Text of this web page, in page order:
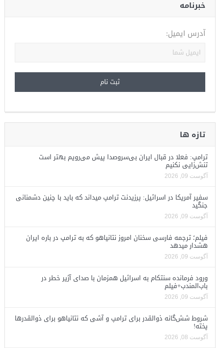
خبرنامه
آدرس ایمیل:
تازه ها
ترامپ: فعلا در قبال ایران بی‌سروصدا پیش می‌رویم بهتر است
تنش‌زایی نکنیم
آگوست 09, 2026
سفیر آمریکا در اسرائیل: پرزیدنت ترامپ میداند که باید با چنین دشمنانی
جنگید
آگوست 09, 2026
فیلم؛ ترجمه فارسی سخنان امروز نتانیاهو که به ترامپ در باره ایران
هشدار میدهد
آگوست 09, 2026
ورود فرمانده سنتکام به اسرائیل همزمان با صدای آژیر خطر در
باب‌المندب+فیلم
آگوست 09, 2026
شروط شش‌گانه ذوالقدر برای ترامپ و آشی که نتانیاهو برای ذوالقدرها
پخته!
آگوست 08, 2026